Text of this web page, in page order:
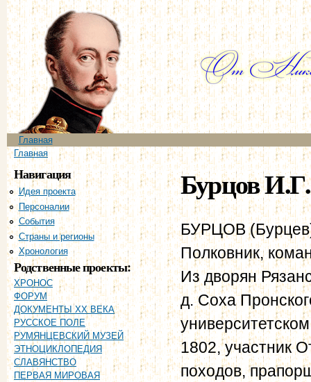
Главное меню
Главная
Вы здесь
Главная
Навигация
Идея проекта
Персоналии
События
Страны и регионы
Хронология
Родственные проекты:
ХРОНОС
ФОРУМ
ДОКУМЕНТЫ XX ВЕКА
РУССКОЕ ПОЛЕ
РУМЯНЦЕВСКИЙ МУЗЕЙ
ЭТНОЦИКЛОПЕДИЯ
СЛАВЯНСТВО
ПЕРВАЯ МИРОВАЯ
Бурцов И.Г.
БУРЦОВ
Полковник,
Из дворян
д. Соха
1802, участник
походов,